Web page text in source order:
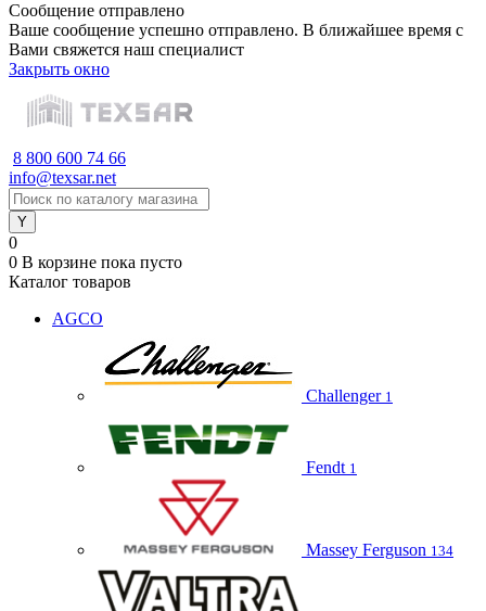
Сообщение отправлено
Ваше сообщение успешно отправлено. В ближайшее время с
Вами свяжется наш специалист
Закрыть окно
8 800 600 74 66
info@texsar.net
0
0 В корзине пока пусто
Каталог товаров
AGCO
Challenger 1
Fendt 1
Massey Ferguson 134